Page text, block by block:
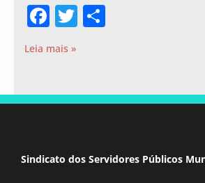
Facebook
Twitter
Leia mais »
Sindicato dos Servidores Públicos